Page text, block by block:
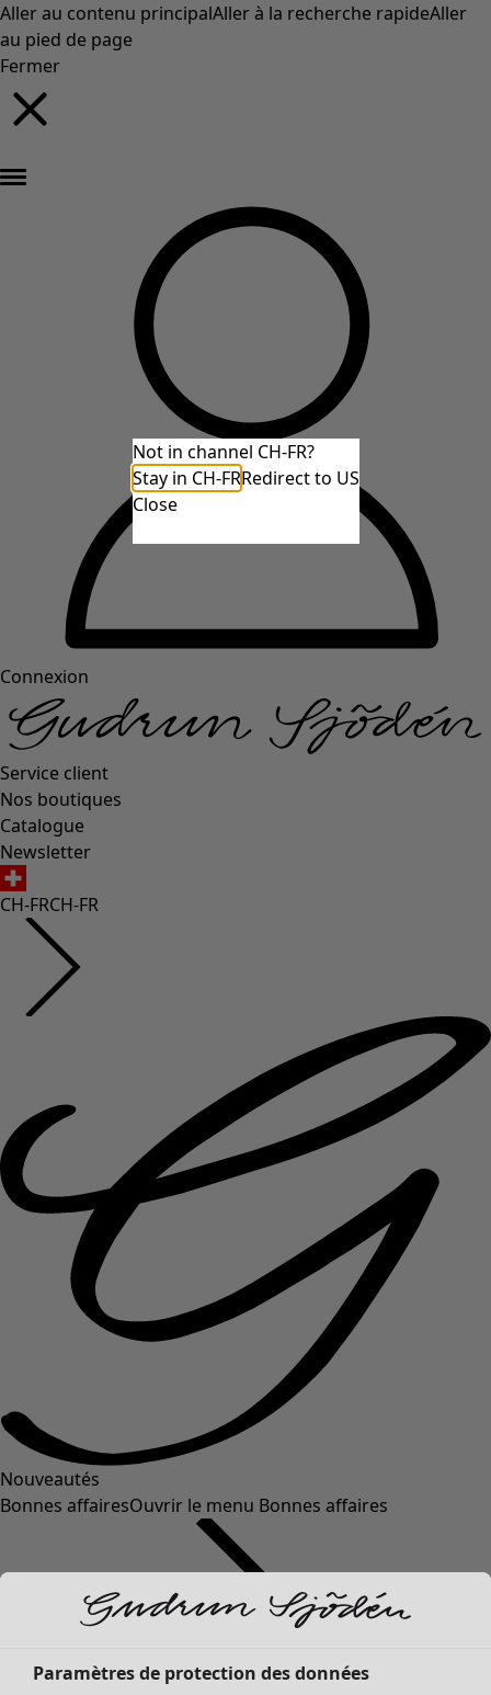
Aller au contenu principalAller à la recherche rapideAller
au pied de page
Fermer
Connexion
Service client
Nos boutiques
Catalogue
Newsletter
CH-FRCH-FR
Nouveautés
Bonnes affairesOuvrir le menu Bonnes affaires
Not in channel CH-FR?
Stay in CH-FRRedirect to US
Close
Paramètres de protection des données